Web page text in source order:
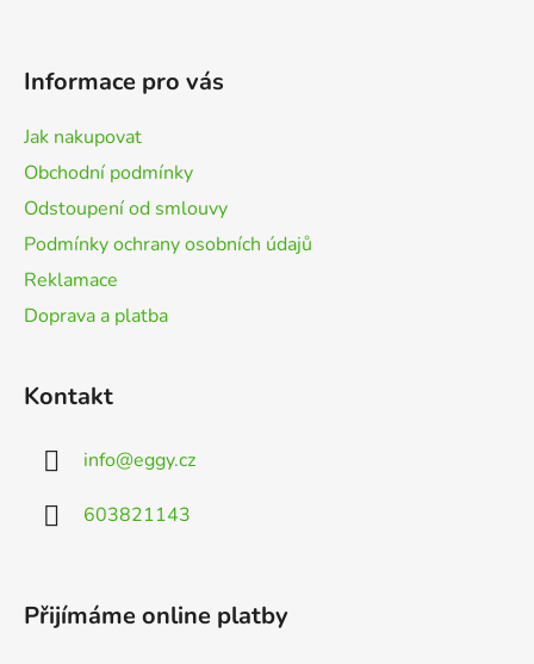
Informace pro vás
Jak nakupovat
Obchodní podmínky
Odstoupení od smlouvy
Podmínky ochrany osobních údajů
Reklamace
Doprava a platba
Kontakt
info@eggy.cz
603821143
Přijímáme online platby